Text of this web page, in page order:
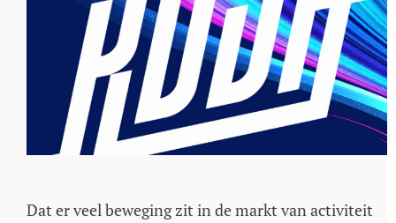
Dat er veel beweging zit in de markt van activiteit